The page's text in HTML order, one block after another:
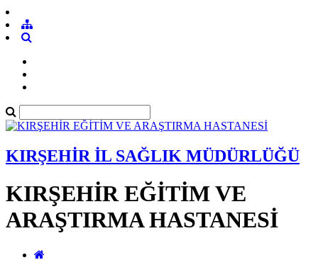
KIRŞEHİR İL SAĞLIK MÜDÜRLÜĞÜ
KIRŞEHİR EĞİTİM VE
ARAŞTIRMA HASTANESİ